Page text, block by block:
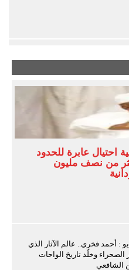
احتيال عابرة للحدود
من نصف مليون
: أحمد فخري.. عالم الآثار الذي
وخلّد تاريخ الواحات
الشافعي